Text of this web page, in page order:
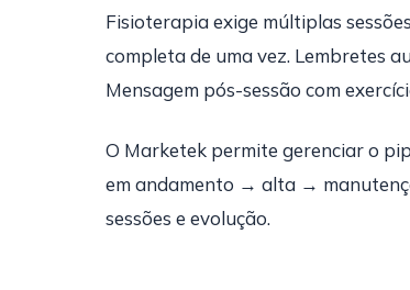
Fisioterapia exige múltiplas
completa de uma vez. Lembretes
Mensagem pós-sessão com
O Marketek permite gerenciar o
em andamento → alta →
sessões e evolução.